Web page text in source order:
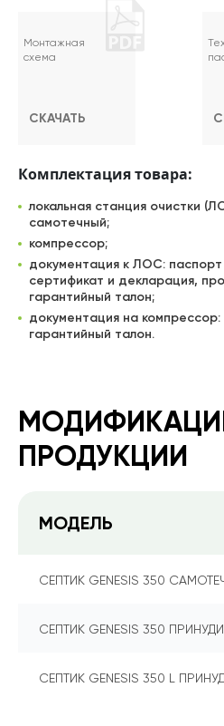
Монтажная
схема
СКАЧАТЬ
Комплектация товара:
локальная станция очистки
самотечный;
компрессор;
документация к ЛОС:
сертификат и декларация,
гарантийный талон;
документация на компрессор:
гарантийный талон.
ПРОДУКЦИИ
МОДЕЛЬ
СЕПТИК GENESIS 350
СЕПТИК GENESIS 350
СЕПТИК GENESIS 350 L